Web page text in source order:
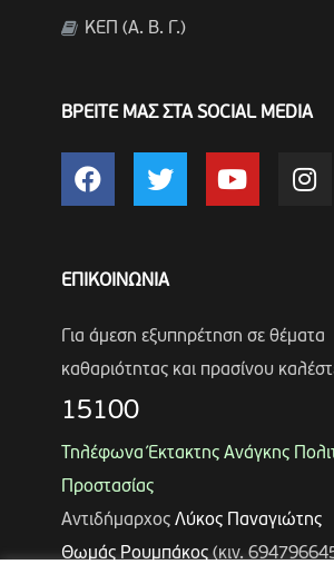
ΚΕΠ (Α. Β. Γ.)
ΒΡΕΙΤΕ ΜΑΣ ΣΤΑ SOCIAL MEDIA
ΕΠΙΚΟΙΝΩΝΙΑ
Για άμεση εξυπηρέτηση σε θέματα
καθαριότητας και πρασίνου
15100
Τηλέφωνα Έκτακτης Ανάγκης
Προστασίας
Αντιδήμαρχος Λύκος Παναγιώτης
Θωμάς Ρουμπάκος(κιν.